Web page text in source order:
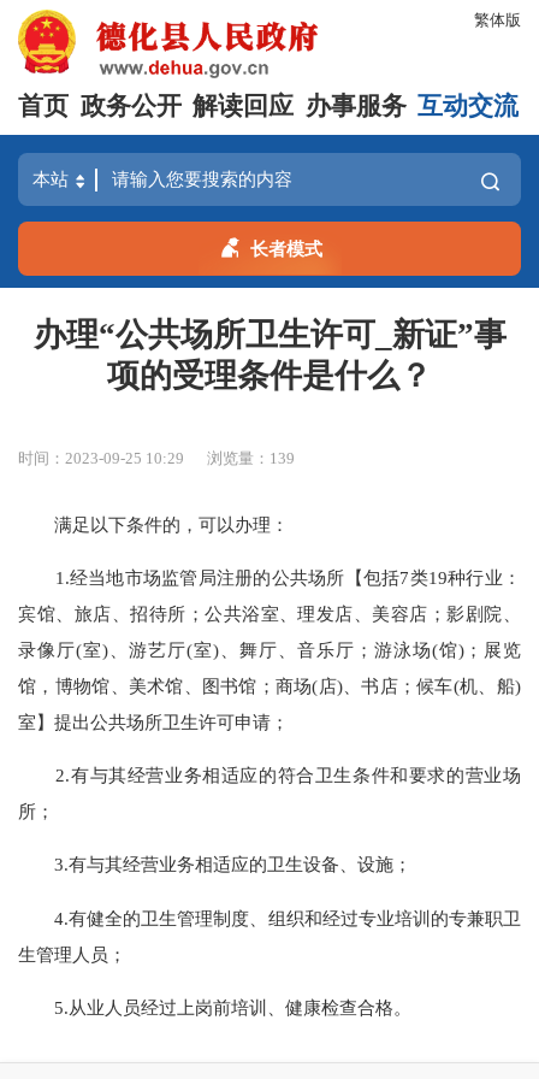
繁体版
首页 政务公开 解读回应 办事服务 互动交流
长者模式
办理“公共场所卫生许可_新证”事
项的受理条件是什么？
时间：2023-09-25 10:29 浏览量： 139
满足以下条件的，可以办理：
1.经当地市场监管局注册的公共场所【包括7类19种行业：
宾馆、旅店、招待所；公共浴室、理发店、美容店；影剧院、
录像厅(室)、游艺厅(室)、舞厅、音乐厅；游泳场(馆)；展览
馆，博物馆、美术馆、图书馆；商场(店)、书店；候车(机、船)
室】提出公共场所卫生许可申请；
2.有与其经营业务相适应的符合卫生条件和要求的营业场
所；
3.有与其经营业务相适应的卫生设备、设施；
4.有健全的卫生管理制度、组织和经过专业培训的专兼职卫
生管理人员；
5.从业人员经过上岗前培训、健康检查合格。